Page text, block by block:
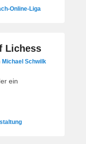
Online-Liga
Lichess
Michael Schwilk
ein